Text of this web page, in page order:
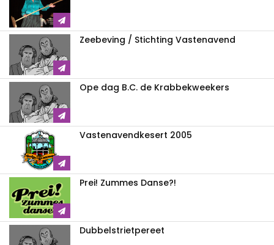
Zeebeving / Stichting Vastenavend
Ope dag B.C. de Krabbekweekers
Vastenavendkesert 2005
Prei! Zummes Danse?!
Dubbelstrietpereet